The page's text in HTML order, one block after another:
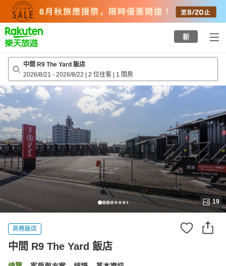
top
page
新
中間 R9 The Yard 飯店
2026/8/21 - 2026/8/22 | 2 位住客 | 1 間房
19
商務飯店
中間 R9 The Yard 飯店